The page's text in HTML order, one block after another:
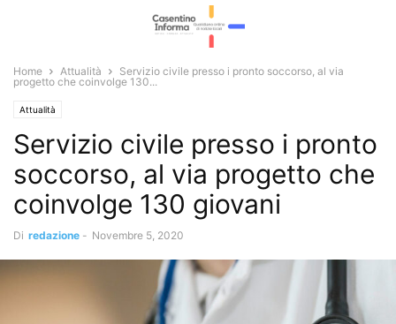
Home Attualità
Servizio civile presso i pronto soccorso, al via
progetto che coinvolge 130...
Attualità
Servizio civile presso i pronto
soccorso, al via progetto che
coinvolge 130 giovani
Di redazione - Novembre 5, 2020